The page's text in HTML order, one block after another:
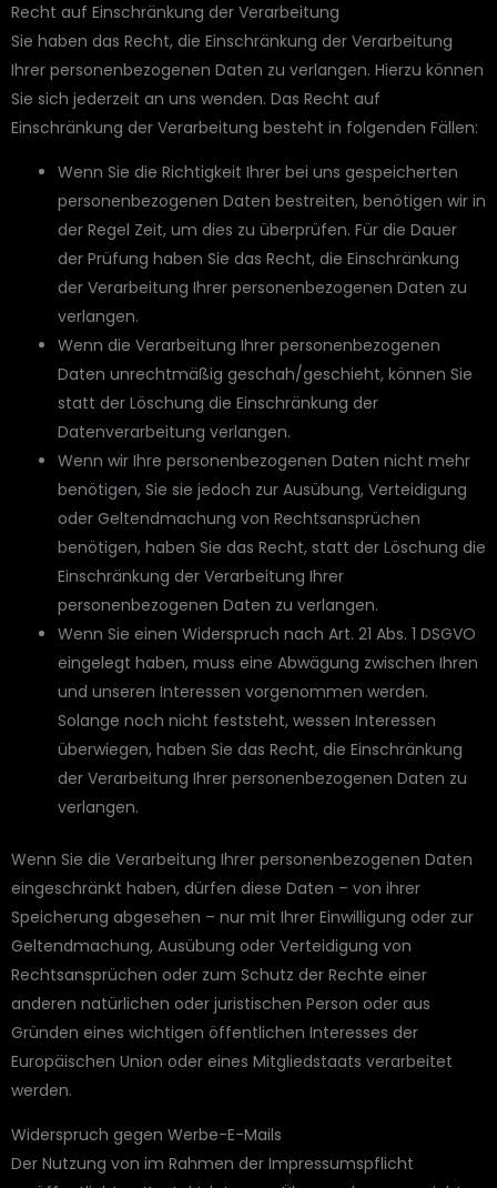
Recht auf Einschränkung der Verarbeitung
Sie haben das Recht, die Einschränkung der Verarbeitung
Ihrer personenbezogenen Daten zu verlangen. Hierzu können
Sie sich jederzeit an uns wenden. Das Recht auf
Einschränkung der Verarbeitung besteht in folgenden Fällen:
Wenn Sie die Richtigkeit Ihrer bei uns gespeicherten
personenbezogenen Daten bestreiten, benötigen wir in
der Regel Zeit, um dies zu überprüfen. Für die Dauer
der Prüfung haben Sie das Recht, die Einschränkung
der Verarbeitung Ihrer personenbezogenen Daten zu
verlangen.
Wenn die Verarbeitung Ihrer personenbezogenen
Daten unrechtmäßig geschah/geschieht, können Sie
statt der Löschung die Einschränkung der
Datenverarbeitung verlangen.
Wenn wir Ihre personenbezogenen Daten nicht mehr
benötigen, Sie sie jedoch zur Ausübung, Verteidigung
oder Geltendmachung von Rechtsansprüchen
benötigen, haben Sie das Recht, statt der Löschung die
Einschränkung der Verarbeitung Ihrer
personenbezogenen Daten zu verlangen.
Wenn Sie einen Widerspruch nach Art. 21 Abs. 1 DSGVO
eingelegt haben, muss eine Abwägung zwischen Ihren
und unseren Interessen vorgenommen werden.
Solange noch nicht feststeht, wessen Interessen
überwiegen, haben Sie das Recht, die Einschränkung
der Verarbeitung Ihrer personenbezogenen Daten zu
verlangen.
Wenn Sie die Verarbeitung Ihrer personenbezogenen Daten
eingeschränkt haben, dürfen diese Daten – von ihrer
Speicherung abgesehen – nur mit Ihrer Einwilligung oder zur
Geltendmachung, Ausübung oder Verteidigung von
Rechtsansprüchen oder zum Schutz der Rechte einer
anderen natürlichen oder juristischen Person oder aus
Gründen eines wichtigen öffentlichen Interesses der
Europäischen Union oder eines Mitgliedstaats verarbeitet
werden.
Widerspruch gegen Werbe-E-Mails
Der Nutzung von im Rahmen der Impressumspflicht